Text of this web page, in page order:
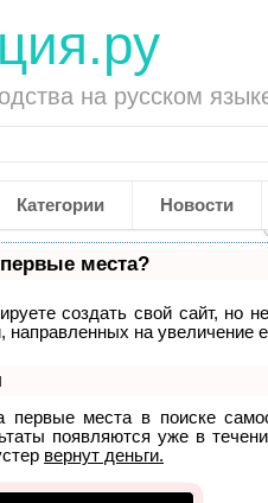
на русском
Категории Новости
места?
создать свой сайт, но
направленных на увеличение
места в поиске
появляются уже в
вернут деньги.